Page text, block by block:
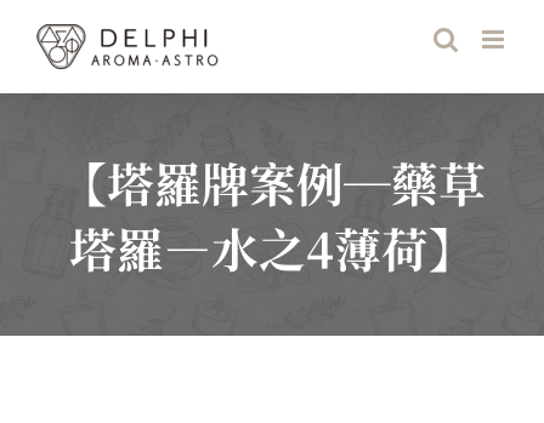
content
【塔羅牌案例─藥草
塔羅—水之4薄荷】